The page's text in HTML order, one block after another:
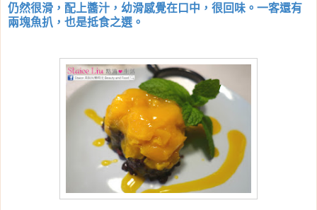
仍然很滑，配上醬汁，幼滑感覺在口中，很回味。一客還有
兩塊魚扒，也是抵食之選。